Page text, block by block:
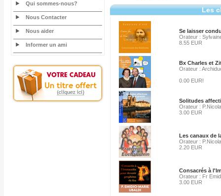
Qui sommes-nous?
Nous Contacter
Nous aider
Informer un ami
Les
Se laisser
Orateur :
8.55 EUR
Bx Charles et
Orateur :
0.00 EUR!
Solitudes
Orateur :
3.00 EUR
Les canaux de
Orateur :
2.20 EUR
Consacrés à
Orateur : Fr
3.00 EUR